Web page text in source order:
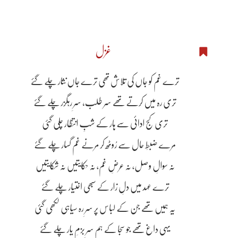
غزل
ترے غم کو جاں کی تلاش تھی ترے جاں نثار چلے گئے
تری رہ میں کرتے تھے سر طلب، سرِ رہگزر چلے گئے
تری کج ادائی سے ہار کے شبِ انتظار چلی گئی
مرے ضبطِ حال سے رُوٹھ کر مرنے غم گسار چلے گئے
نہ سوالِ وصل، نہ عرضِ غم، نہ حکایتیں نہ شکایتیں
ترے عہد میں دلِ زار کے سبھی اختیار چلے گئے
یہ ہمیں تھے جن کے لباس پر سرِ رہ سیاہی لکھی گئی
یہی داغ تھے جو سجا کے ہم سرِ بزمِ یار چلے گئے